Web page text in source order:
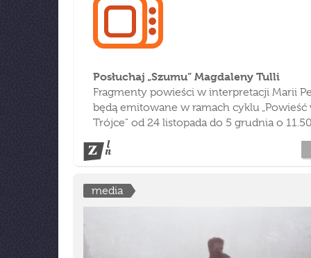
Posłuchaj „Szumu” Magdaleny Tulli
Fragmenty powieści w interpretacji Marii
będą emitowane w ramach cyklu „Powieść
Trójce" od 24 listopada do 5 grudnia o
media